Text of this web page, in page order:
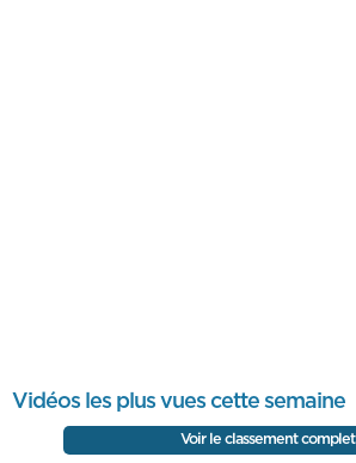
Vidéos les plus vues cette semaine
Voir le classement complet